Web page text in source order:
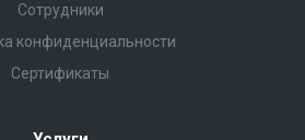
Сотрудники
конфиденциальности
Сертификаты